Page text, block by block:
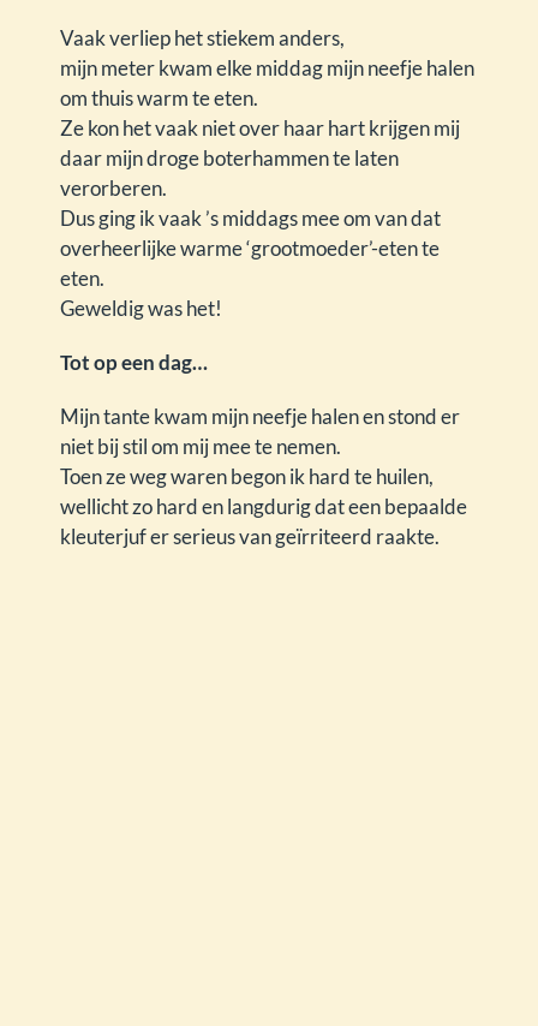
Vaak verliep het stiekem anders,
mijn meter kwam elke middag mijn neefje halen
om thuis warm te eten.
Ze kon het vaak niet over haar hart krijgen mij
daar mijn droge boterhammen te laten
verorberen.
Dus ging ik vaak ’s middags mee om van dat
overheerlijke warme ‘grootmoeder’-eten te
eten.
Geweldig was het!
Tot op een dag…
Mijn tante kwam mijn neefje halen en stond er
niet bij stil om mij mee te nemen.
Toen ze weg waren begon ik hard te huilen,
wellicht zo hard en langdurig dat een bepaalde
kleuterjuf er serieus van geïrriteerd raakte.